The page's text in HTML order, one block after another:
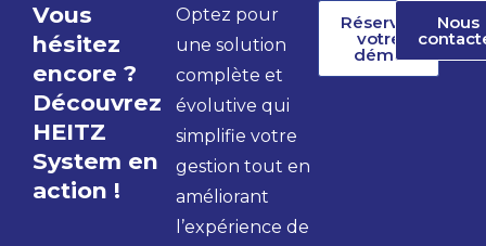
Vous
hésitez
encore ?
Découvrez
HEITZ
System en
action !
Optez pour
une solution
complète et
évolutive qui
simplifie votre
gestion tout en
améliorant
l’expérience de
Réserver
votre
démo
Nous